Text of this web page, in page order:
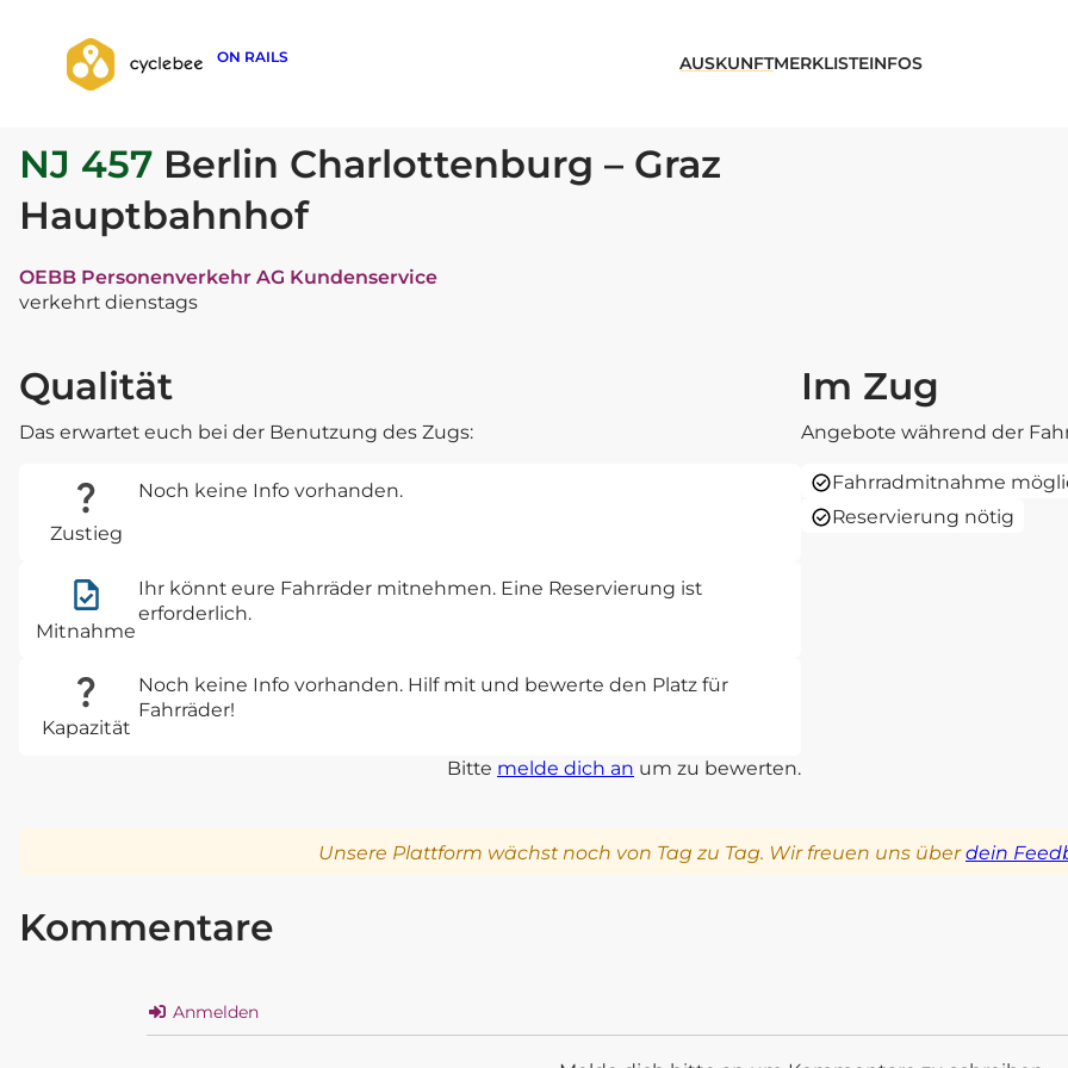
ON RAILS AUSKUNFTMERKLISTEINFOS
zurück zur Suche
NJ 457 Berlin Charlottenburg – Graz
Hauptbahnhof
OEBB Personenverkehr AG Kundenservice
verkehrt dienstags
Qualität
Das erwartet euch bei der Benutzung des Zugs:
Zustieg
Noch keine Info vorhanden.
Mitnahme
Ihr könnt eure Fahrräder mitnehmen. Eine Reservierung ist
erforderlich.
Kapazität
Noch keine Info vorhanden. Hilf mit und bewerte den Platz für
Fahrräder!
Bitte melde dich an um zu bewerten.
Im Zug
Angebote während der
Fahrradmitnahme
Reservierung nötig
Unsere Plattform wächst noch von Tag zu Tag. Wir freuen uns überdein
Kommentare
Anmelden